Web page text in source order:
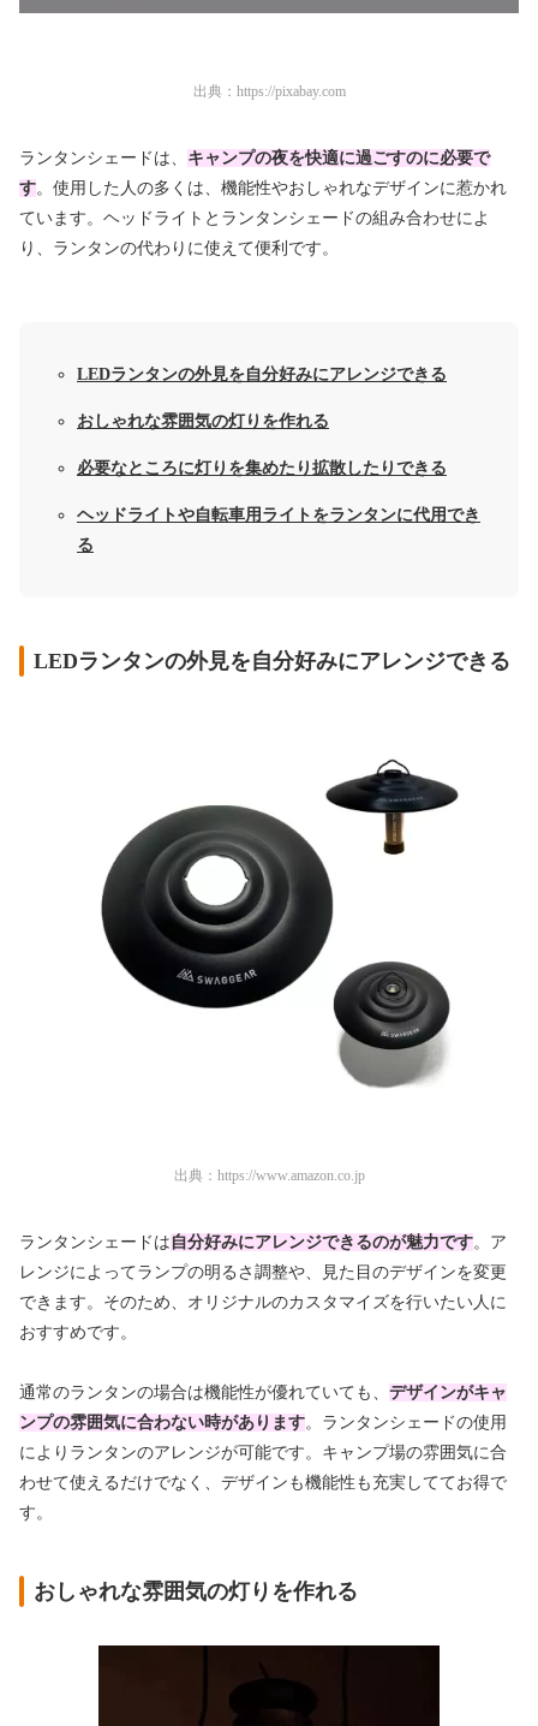
出典： https://pixabay.com
ランタンシェードは、 キャンプの夜を快適に過ごすのに必要で
す。使用した人の多くは、機能性やおしゃれなデザインに惹かれ
ています。ヘッドライトとランタンシェードの組み合わせによ
り、ランタンの代わりに使えて便利です。
LEDランタンの外見を自分好みにアレンジできる
おしゃれな雰囲気の灯りを作れる
必要なところに灯りを集めたり拡散したりできる
ヘッドライトや自転車用ライトをランタンに代用でき
る
LEDランタンの外見を自分好みにアレンジできる
出典： https://www.amazon.co.jp
ランタンシェードは 自分好みにアレンジできるのが魅力です。ア
レンジによってランプの明るさ調整や、見た目のデザインを変更
できます。そのため、オリジナルのカスタマイズを行いたい人に
おすすめです。
通常のランタンの場合は機能性が優れていても、 デザインがキャ
ンプの雰囲気に合わない時があります。ランタンシェードの使用
によりランタンのアレンジが可能です。キャンプ場の雰囲気に合
わせて使えるだけでなく、デザインも機能性も充実しててお得で
す。
おしゃれな雰囲気の灯りを作れる